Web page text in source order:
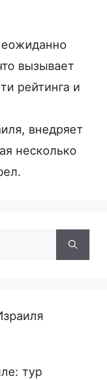
вызывает
рейтинга и
внедряет
несколько
тур